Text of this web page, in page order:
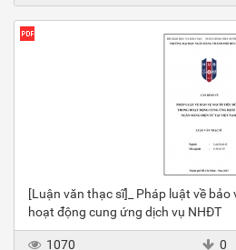
[Luận văn thạc sĩ]_ Pháp luật về bảo
hoạt động cung ứng dịch vụ NHĐT
1070 0